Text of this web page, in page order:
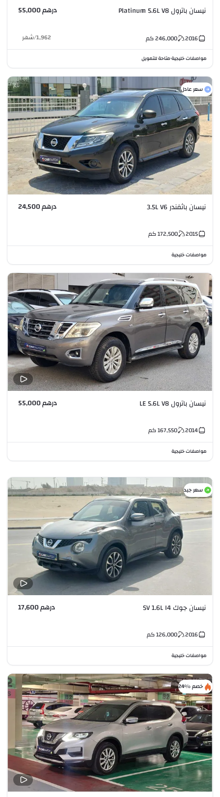
نيسان باترول Platinum 5.6L V8 درهم 55,000
2016
246,000كم 1,962
/شهر
مواصفات خليجية•متاحة للتمويل
سعر عادل
نيسان باثفندر 3.5L V6 درهم 24,500
2015
172,500كم
مواصفات خليجية
نيسان باترول LE 5.6L V8 درهم 55,000
2014
167,550كم
مواصفات خليجية
سعر جيد
نيسان جوك SV 1.6L I4 درهم 17,600
2016
126,000كم
مواصفات خليجية
خصم %24